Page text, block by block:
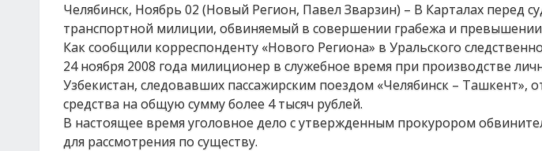
Челябинск, Ноябрь 02 (Новый Регион, Павел Зварзин) – В Карталах перед
транспортной милиции, обвиняемый в совершении грабежа и
Как сообщили корреспонденту «Нового Региона» в Уральского
24 ноября 2008 года милиционер в служебное время при производстве
Узбекистан, следовавших пассажирским поездом «Челябинск – Ташкент»,
средства на общую сумму более 4 тысяч рублей.
В настоящее время уголовное дело с утвержденным прокурором
для рассмотрения по существу.